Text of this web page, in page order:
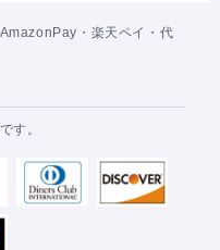
・楽天ペイ・代
す。